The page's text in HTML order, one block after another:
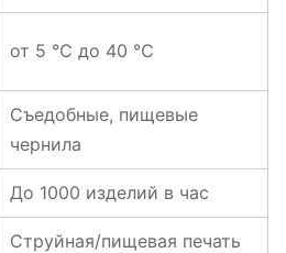
от 5 ℃ до 40 ℃
Съедобные, пищевые
чернила
До 1000 изделий в час
Струйная/пищевая печать